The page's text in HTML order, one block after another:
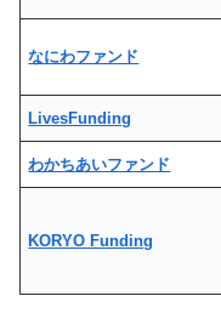
なにわファンド
LivesFunding
わかちあいファンド
KORYO Funding